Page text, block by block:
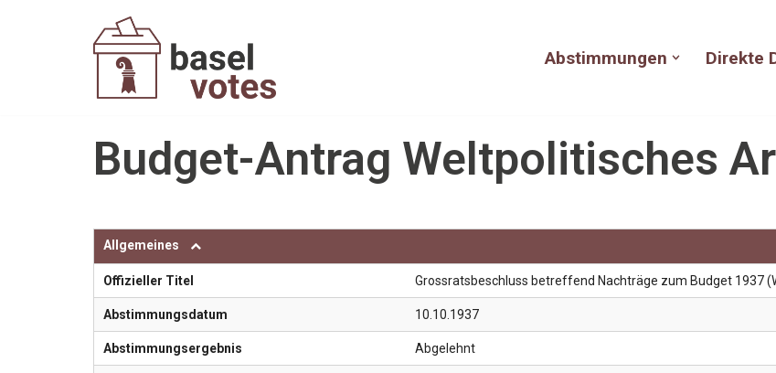
Abstimmungen Direkte
Budget-Antrag Weltpolitisches
Allgemeines
Offizieller Titel Grossratsbeschluss betreffend Nachträge zum Budget 1937
Abstimmungsdatum 10.10.1937
Abstimmungsergebnis Abgelehnt